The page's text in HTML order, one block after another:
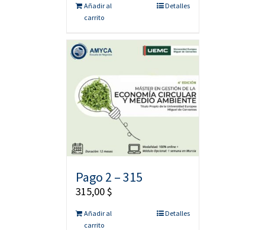
Añadir al
carrito
Detalles
Pago 2 – 315
315,00$
Añadir al
carrito
Detalles